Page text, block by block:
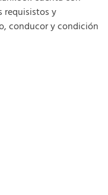
requisistos y
conducor y condición